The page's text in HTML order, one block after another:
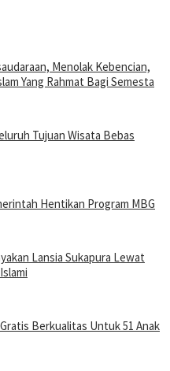
Menolak Kebencian,
Yang Rahmat Bagi Semesta
Tujuan Wisata Bebas
Hentikan Program MBG
Lansia Sukapura Lewat
Berkualitas Untuk 51 Anak